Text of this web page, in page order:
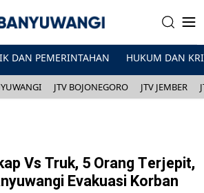
DAN PEMERINTAHAN HUKUM DAN
JTV BOJONEGORO JTV JEMBER
Vs Truk, 5 Orang Terjepit,
Evakuasi Korban